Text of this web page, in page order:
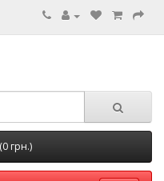
грн.)